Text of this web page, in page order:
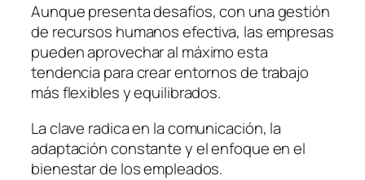
Aunque presenta desafíos, con una gestión
de recursos humanos efectiva, las empresas
pueden aprovechar al máximo esta
tendencia para crear entornos de trabajo
más flexibles y equilibrados.
La clave radica en la comunicación, la
adaptación constante y el enfoque en el
bienestar de los empleados.